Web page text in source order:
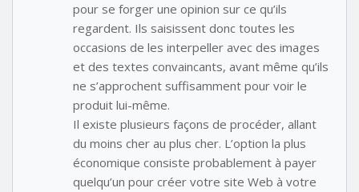
pour se forger une opinion sur ce qu’ils
regardent. Ils saisissent donc toutes les
occasions de les interpeller avec des images
et des textes convaincants, avant même qu’ils
ne s’approchent suffisamment pour voir le
produit lui-même.
Il existe plusieurs façons de procéder, allant
du moins cher au plus cher. L’option la plus
économique consiste probablement à payer
quelqu’un pour créer votre site Web à votre